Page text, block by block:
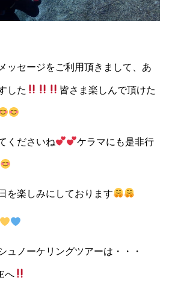
ッセージをご利用頂きまして、あ
した 皆さま楽しんで頂けた
くださいね ケラマにも是非行
を楽しみにしております
ュノーケリングツアーは・・・
へ